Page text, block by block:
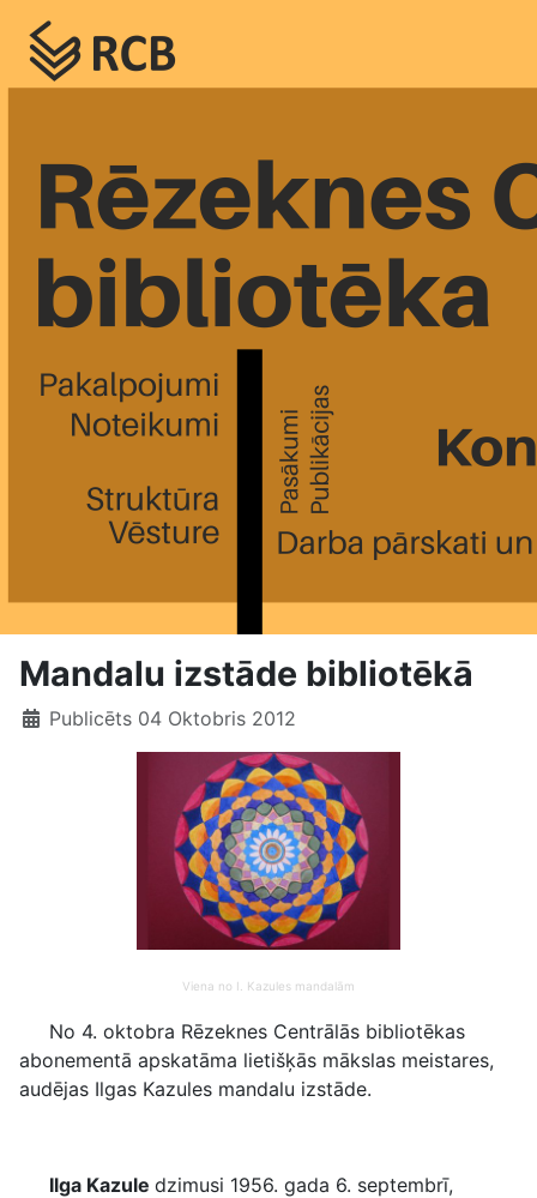
Mandalu izstāde bibliotēkā
Publicēts 04 Oktobris 2012
Viena no I. Kazules mandalām
No 4. oktobra Rēzeknes Centrālās bibliotēkas
abonementā apskatāma lietišķās mākslas meistares,
audējas Ilgas Kazules mandalu izstāde.
Ilga Kazule dzimusi 1956. gada 6. septembrī,